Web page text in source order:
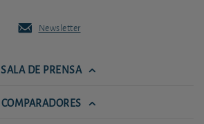
Newsletter
SALA DE PRENSA
COMPARADORES